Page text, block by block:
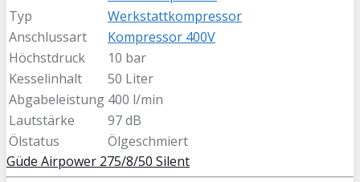
Typ
Werkstattkompressor
Anschlussart
Kompressor 400V
Höchstdruck
10 bar
Kesselinhalt
50 Liter
Abgabeleistung 400 l/min
Lautstärke
97 dB
Ölstatus
Ölgeschmiert
Güde Airpower 275/8/50 Silent